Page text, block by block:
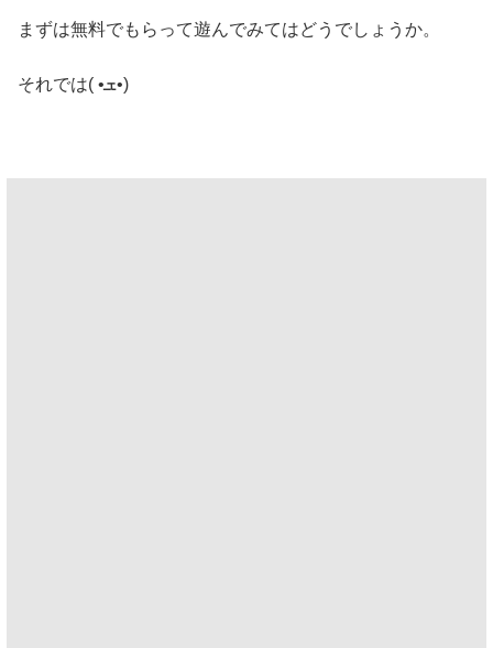
まずは無料でもらって遊んでみてはどうでしょうか。
それでは( •ܫ•)